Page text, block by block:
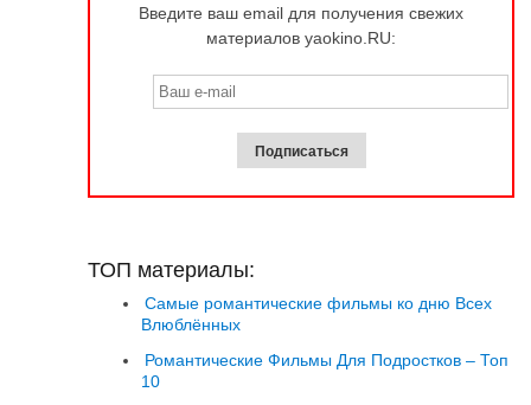
Введите ваш email для получения свежих
материалов yaokino.RU:
ТОП материалы:
Самые романтические фильмы ко дню Всех
Влюблённых
Романтические Фильмы Для Подростков – Топ
10